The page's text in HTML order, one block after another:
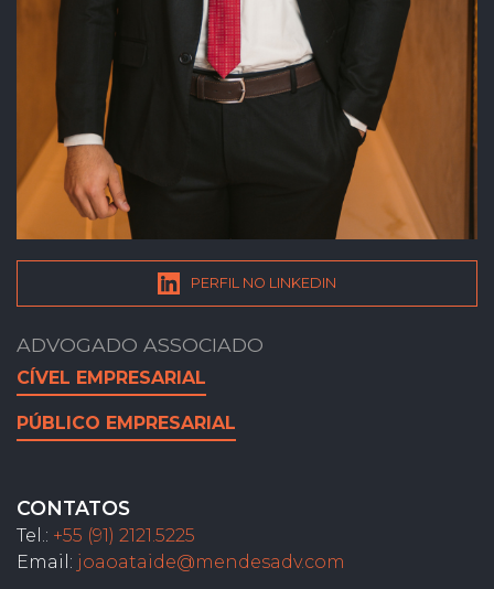
PERFIL NO LINKEDIN
ADVOGADO ASSOCIADO
CÍVEL EMPRESARIAL
PÚBLICO EMPRESARIAL
CONTATOS
Tel.: +55 (91) 2121.5225
Email: joaoataide@mendesadv.com